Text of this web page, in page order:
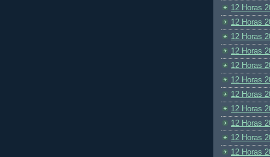
12 Horas
12 Horas
12 Horas
12 Horas
12 Horas
12 Horas
12 Horas
12 Horas
12 Horas
12 Horas
12 Horas